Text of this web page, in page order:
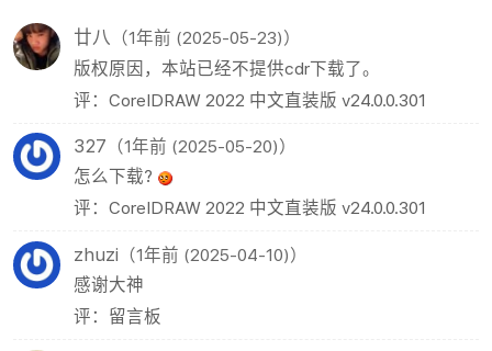
廿八 （1年前 (2025-05-23)）
版权原因，本站已经不提供cdr下载了。
评：CorelDRAW 2022 中文直装版 v24.0.0.301
327 （1年前 (2025-05-20)）
怎么下载?
评：CorelDRAW 2022 中文直装版 v24.0.0.301
zhuzi （1年前 (2025-04-10)）
感谢大神
评：留言板